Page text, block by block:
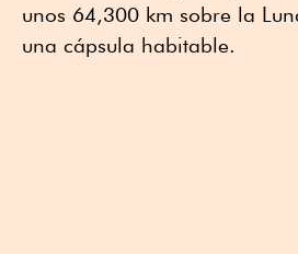
unos 64,300 km sobre la
una cápsula habitable.